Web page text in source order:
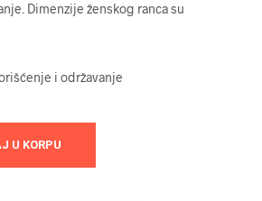
Dimenzije ženskog ranca su
i održavanje
U KORPU